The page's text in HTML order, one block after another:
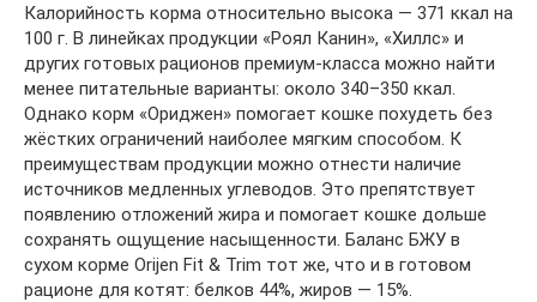
Калорийность корма относительно высока — 371 ккал на
100 г. В линейках продукции «Роял Канин», «Хиллс» и
других готовых рационов премиум-класса можно найти
менее питательные варианты: около 340–350 ккал.
Однако корм «Ориджен» помогает кошке похудеть без
жёстких ограничений наиболее мягким способом. К
преимуществам продукции можно отнести наличие
источников медленных углеводов. Это препятствует
появлению отложений жира и помогает кошке дольше
сохранять ощущение насыщенности. Баланс БЖУ в
сухом корме Orijen Fit & Trim тот же, что и в готовом
рационе для котят: белков 44%, жиров — 15%.